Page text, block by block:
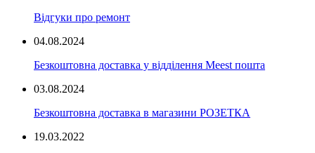
Відгуки про ремонт
04.08.2024
Безкоштовна доставка у відділення Meest пошта
03.08.2024
Безкоштовна доставка в магазини РОЗЕТКА
19.03.2022